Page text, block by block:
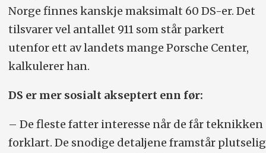
Norge finnes kanskje maksimalt 60 DS-er. Det
tilsvarer vel antallet 911 som står parkert
utenfor ett av landets mange Porsche Center,
kalkulerer han.
DS er mer sosialt akseptert enn før:
– De fleste fatter interesse når de får teknikken
forklart. De snodige detaljene framstår plutselig